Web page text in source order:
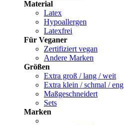
Material
Latex
Hypoallergen
Latexfrei
Für Veganer
Zertifiziert vegan
Andere Marken
Größen
Extra groß / lang / weit
Extra klein / schmal / eng
Maßgeschneidert
Sets
Marken